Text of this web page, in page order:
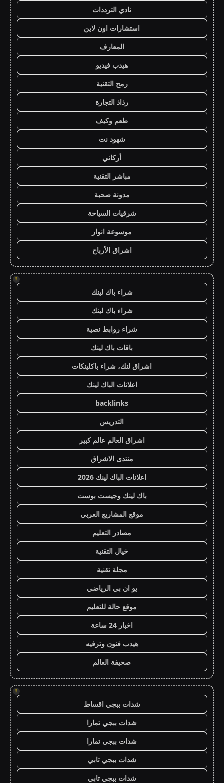
نادي الترددات
استشارات اون لاين
المعارف
هيدب فيديو
رمح التقنية
رذاذ التجارة
طعم وكيف
شهود نت
أركاني
مباشر التقنية
مدونة صحبة
شرقيات السياحة
موسوعة انوار
اشراق الأرباح
!
شراء باك لينك
شراء باك لينك
شراء روابط نصية
باقات باك لينك
اشراق لنك، شراء باكلينكات
اعلانات الباك لينك
backlinks
التدريس
اشراق العالم عالم كبير
منتدى الاشراق
اعلانات الباك لينك 2026
باك لينك وجيست بوست
موقع المشاريع العربي
مصادر التعليم
خيال التقنية
مجلة تقنية
يو ان بي الرياضي
موقع حالة للتعليم
اخبار 24 ساعة
هيدب فنون وترفيه
صحيفة العالم
!
شدات ببجي اقساط
شدات ببجي تمارا
شدات ببجي تمارا
شدات ببجي تابي
شدات ببجي تابي